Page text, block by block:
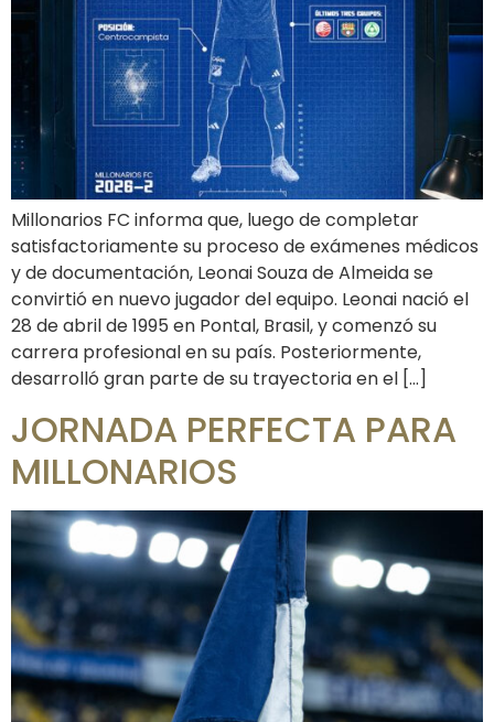
Millonarios FC informa que, luego de completar
satisfactoriamente su proceso de exámenes médicos
y de documentación, Leonai Souza de Almeida se
convirtió en nuevo jugador del equipo. Leonai nació el
28 de abril de 1995 en Pontal, Brasil, y comenzó su
carrera profesional en su país. Posteriormente,
desarrolló gran parte de su trayectoria en el […]
JORNADA PERFECTA PARA
MILLONARIOS